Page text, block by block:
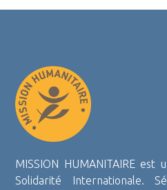
MISSION HUMANITAIRE est
Solidarité Internationale.